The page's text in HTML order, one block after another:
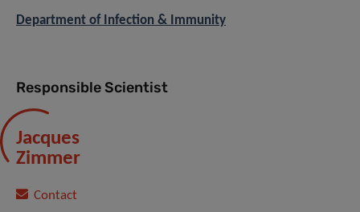
Department of Infection & Immunity
Responsible Scientist
Jacques
Zimmer
Contact